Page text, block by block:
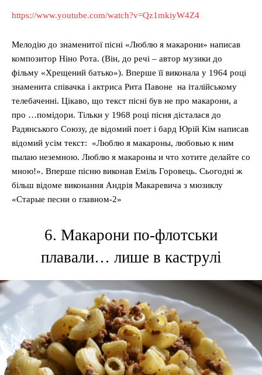
https://www.youtube.com/watch?v=Qz1mkiyW4Z4
Мелодію до знаменитої пісні «Люблю я макарони» написав
композитор Ніно Рота. (Він, до речі – автор музики до
фільму «Хрещений батько»). Вперше її виконала у 1964 році
знаменита співачка і актриса Рита Павоне на італійському
телебаченні. Цікаво, що текст пісні був не про макарони, а
про …помідори. Тільки у 1968 році пісня дісталася до
Радянського Союзу, де відомий поет і бард Юрій Кім написав
відомий усім текст: «Люблю я макароны, любовью к ним
пылаю неземною. Люблю я макароны и что хотите делайте со
мною!». Вперше пісню виконав Еміль Горовець. Сьогодні ж
більш відоме виконання Андрія Макаревича з мюзиклу
«Старые песни о главном-2»
6. Макарони по-флотськи
плавали… лише в каструлі